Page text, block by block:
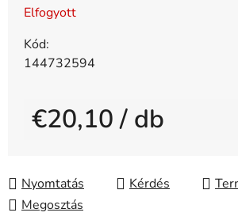
Elfogyott
Kód:
144732594
€20,10/ db
Nyomtatás
Kérdés
Megosztás